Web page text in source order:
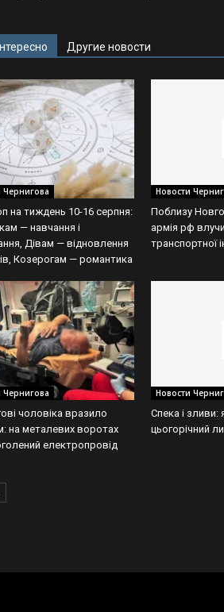
Другие новости
Чернигова
на тиждень 10-16 серпня:
— навчання і
Дівам — відновлення
Козерогам — романтика
Новости
Поблизу
армія рф
транспортної
Чернигова
чоловіка вразило
на металевих воротах
електропровід
Новости
Спека і зливи:
цьогорічний